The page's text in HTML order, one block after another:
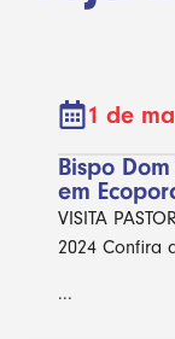
1 de
Bispo
em
VISITA
2024 Confira
...